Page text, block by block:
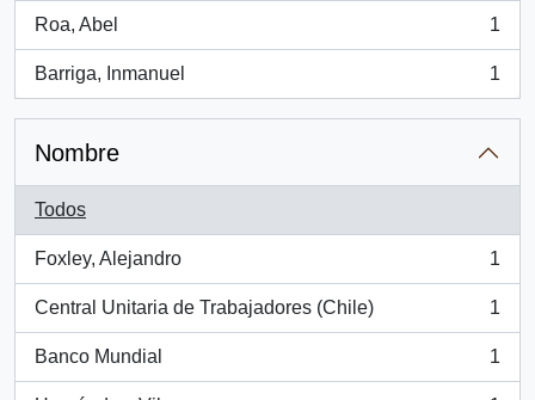
Roa, Abel
, 1 resultados
1
Barriga, Inmanuel
, 1 resultados
1
Nombre
Todos
Foxley, Alejandro
, 1 resultados
1
Central Unitaria de Trabajadores (Chile)
, 1 resultados
1
Banco Mundial
, 1 resultados
1